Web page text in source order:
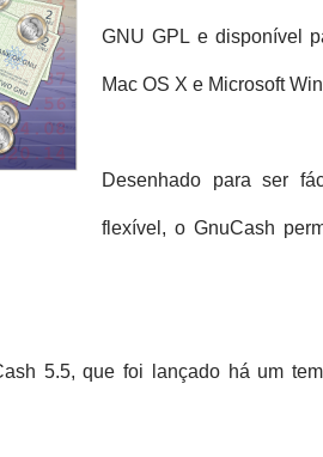
GNU GPL e disponível
Mac OS X e Microsoft
Desenhado para ser
flexível, o GnuCash
5.5, que foi lançado há um